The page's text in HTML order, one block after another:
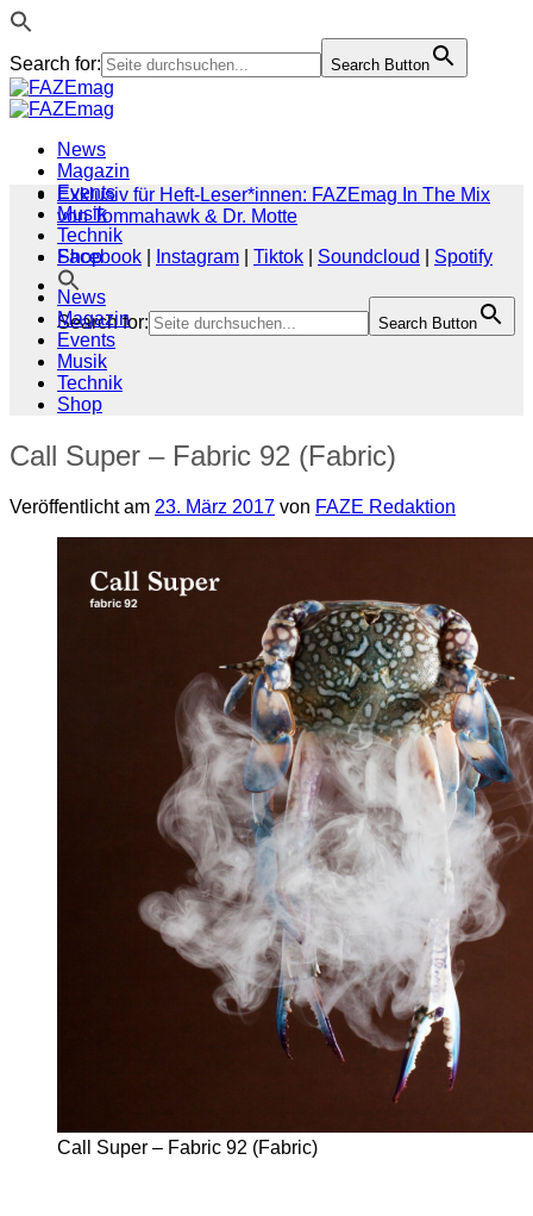
Search for: Search Button
Zum
Inhalt
News
Magazin
Events
Musik
Technik
Shop
Search for: Search Button
Exklusiv für Heft-Leser*innen: FAZEmag In The Mix
von Tommahawk & Dr. Motte
Facebook
Instagram Tiktok Soundcloud
Spotify
News
Magazin
Events
Musik
Technik
Shop
Call Super – Fabric 92 (Fabric)
Veröffentlicht am 23. März 2017 von FAZE Redaktion
Call Super – Fabric 92 (Fabric)